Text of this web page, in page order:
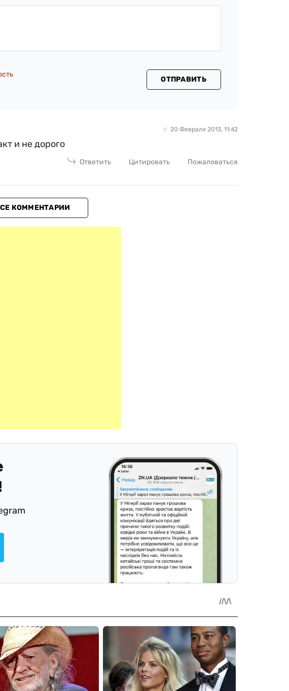
ОТПРАВИТЬ
20 Февраля 2013, 11:42
и не дорого
Ответить Цитировать Пожаловаться
КОММЕНТАРИИ